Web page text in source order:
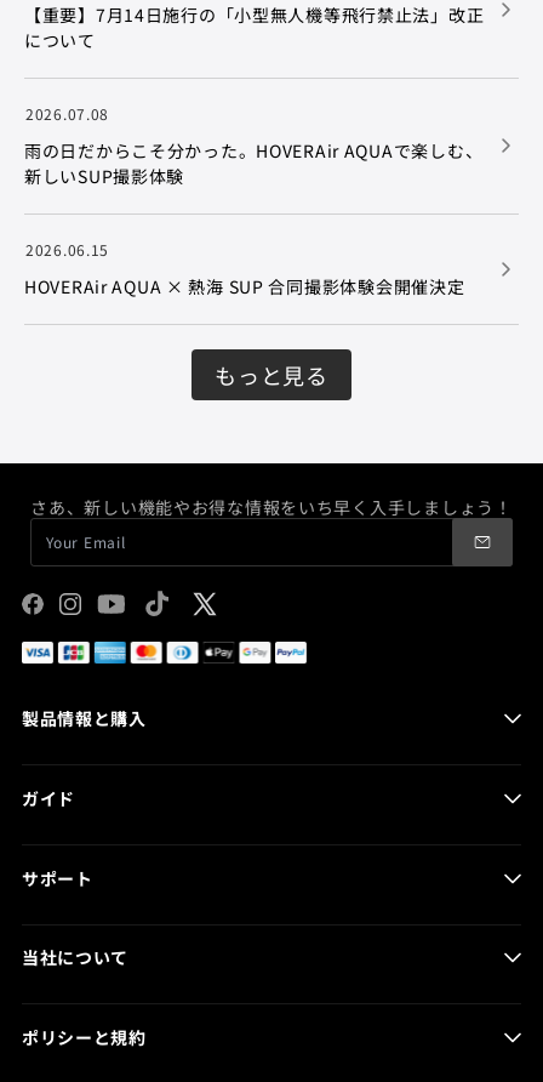
【重要】7月14日施行の「小型無人機等飛行禁止法」改正
について
2026.07.08
雨の日だからこそ分かった。HOVERAir AQUAで楽しむ、
新しいSUP撮影体験
2026.06.15
HOVERAir AQUA × 熱海 SUP 合同撮影体験会開催決定
もっと見る
さあ、新しい機能やお得な情報をいち早く入手しましょう！
Facebook
Instagram
YouTubeTikTok
X
(Twitter)
製品情報と購入
HOVERAir X1 Smart
HOVERAir X1 PRO & PROMAX
HOVERCare
ガイド
プログ記事
サポート
バッテリーケア
HOVER App
注文の追跡
当社について
ニュース
ポリシーと規約